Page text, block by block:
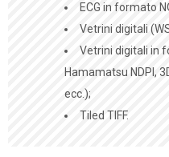
ECG in formato
Vetrini digitali
Vetrini digitali in
Hamamatsu NDPI,
ecc.);
Tiled TIFF.